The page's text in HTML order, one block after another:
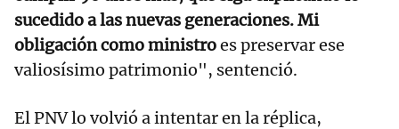
sucedido a las nuevas generaciones. Mi
obligación como ministroes preservar ese
valiosísimo patrimonio", sentenció.
El PNV lo volvió a intentar en la réplica,